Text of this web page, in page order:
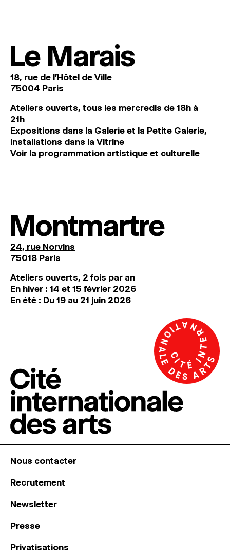
Le Marais
18, rue de l'Hôtel de Ville
75004 Paris
Ateliers ouverts, tous les mercredis de 18h à
21h
Expositions dans la Galerie et la Petite Galerie,
installations dans la Vitrine
Voir la programmation artistique et culturelle
Montmartre
24, rue Norvins
75018 Paris
Ateliers ouverts, 2 fois par an
En hiver : 14 et 15 février 2026
En été : Du 19 au 21 juin 2026
Nous contacter
Recrutement
Newsletter
Presse
Privatisations